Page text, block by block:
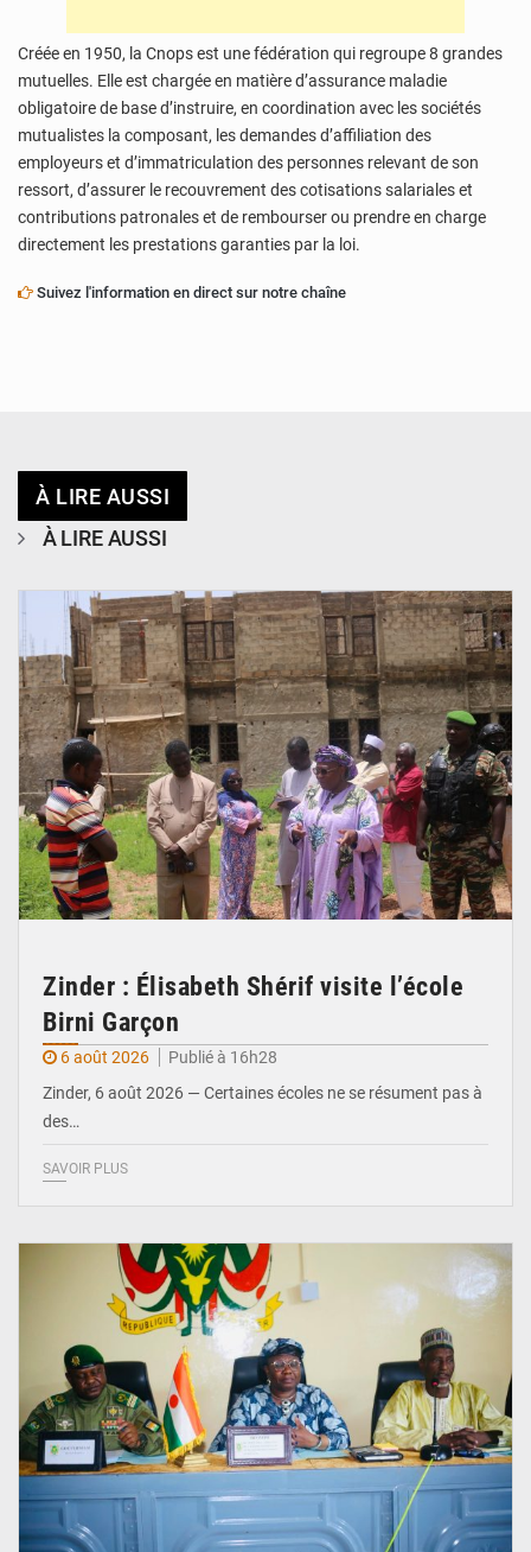
Créée en 1950, la Cnops est une fédération qui regroupe 8 grandes
mutuelles. Elle est chargée en matière d’assurance maladie
obligatoire de base d’instruire, en coordination avec les sociétés
mutualistes la composant, les demandes d’affiliation des
employeurs et d’immatriculation des personnes relevant de son
ressort, d’assurer le recouvrement des cotisations salariales et
contributions patronales et de rembourser ou prendre en charge
directement les prestations garanties par la loi.
Suivez l'information en direct sur notre chaîne
À LIRE AUSSI
À LIRE AUSSI
Zinder : Élisabeth Shérif visite l’école
Birni Garçon
6 août 2026
Publié à 16h28
Zinder, 6 août 2026 — Certaines écoles ne se résument pas à
des…
SAVOIR PLUS